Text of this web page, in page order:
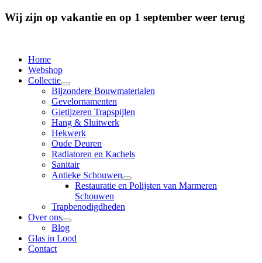
Wij zijn op vakantie en op 1 september weer terug
Home
Webshop
Collectie
Bijzondere Bouwmaterialen
Gevelornamenten
Gietijzeren Trapspijlen
Hang & Sluitwerk
Hekwerk
Oude Deuren
Radiatoren en Kachels
Sanitair
Antieke Schouwen
Restauratie en Polijsten van Marmeren
Schouwen
Trapbenodigdheden
Over ons
Blog
Glas in Lood
Contact